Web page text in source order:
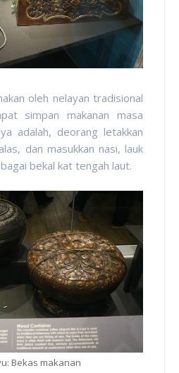
oleh nelayan tradisional
simpan makanan masa
adalah, deorang letakkan
dan masukkan nasi, lauk
bekal kat tengah laut.
Bekas makanan